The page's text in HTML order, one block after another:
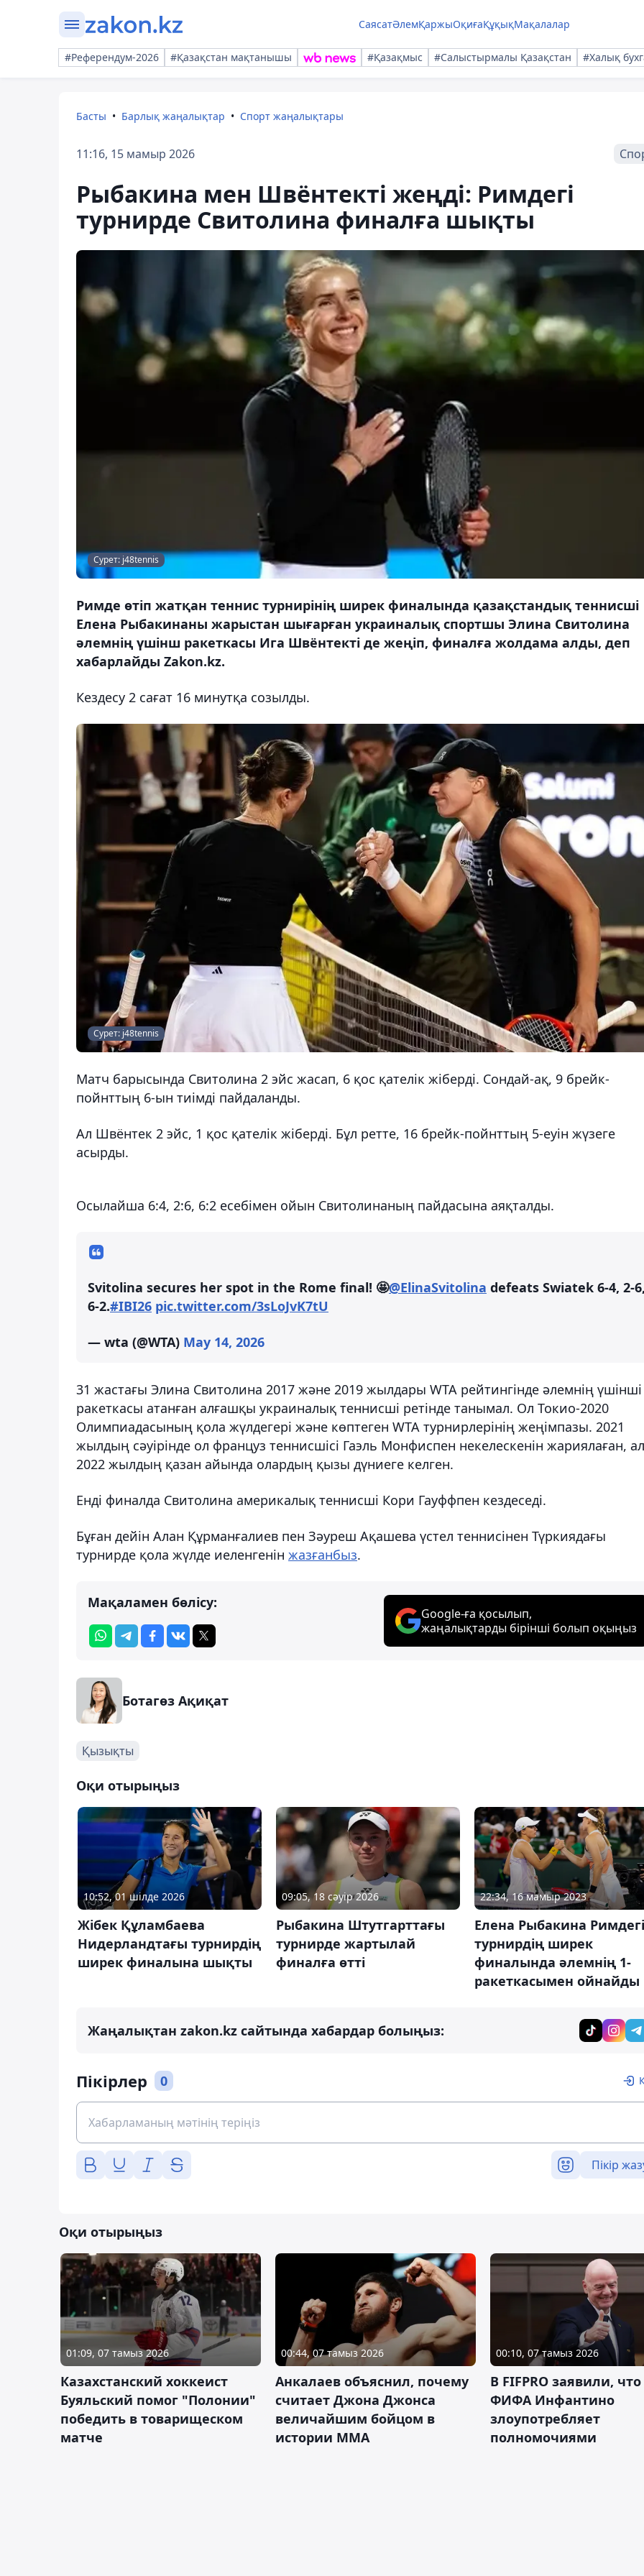
СаясатӘлемҚаржыОқиғаҚұқықМақалалар
#Референдум-2026 #Қазақстан мақтанышы #Қазақмыс #Салыстырмалы Қазақстан #Халық
Басты Барлық жаңалықтар Спорт жаңалықтары
11:16, 15 мамыр 2026
Рыбакина мен Швёнтекті жеңді: Римдегі
турнирде Свитолина финалға шықты
Сурет: j48tennis
Римде өтіп жатқан теннис турнирінің ширек финалында қазақстандық теннисші
Елена Рыбакинаны жарыстан шығарған украиналық спортшы Элина Свитолина
әлемнің үшінш ракеткасы Ига Швёнтекті де жеңіп, финалға жолдама алды, деп
хабарлайды Zakon.kz.
Кездесу 2 сағат 16 минутқа созылды.
Сурет: j48tennis
Матч барысында Свитолина 2 эйс жасап, 6 қос қателік жіберді. Сондай-ақ, 9 брейк-
пойнттың 6-ын тиімді пайдаланды.
Ал Швёнтек 2 эйс, 1 қос қателік жіберді. Бұл ретте, 16 брейк-пойнттың 5-еуін жүзеге
асырды.
Осылайша 6:4, 2:6, 6:2 есебімен ойын Свитолинаның пайдасына аяқталды.
Svitolina secures her spot in the Rome final! 🤩@ElinaSvitolina defeats Swiatek 6-4, 2-
6-2.#IBI26 pic.twitter.com/3sLoJvK7tU
— wta (@WTA) May 14, 2026
31 жастағы Элина Свитолина 2017 және 2019 жылдары WTA рейтингінде әлемнің үшінші
ракеткасы атанған алғашқы украиналық теннисші ретінде танымал. Ол Токио-2020
Олимпиадасының қола жүлдегері және көптеген WTA турнирлерінің жеңімпазы. 2021
жылдың сәуірінде ол француз теннисшісі Гаэль Монфиспен некелескенін жариялаған, ал
2022 жылдың қазан айында олардың қызы дүниеге келген.
Енді финалда Свитолина америкалық теннисші Кори Гауффпен кездеседі.
Бұған дейін Алан Құрманғалиев пен Зәуреш Ақашева үстел теннисінен Түркиядағы
турнирде қола жүлде иеленгенін жазғанбыз.
Мақаламен бөлісу:
Google-ға қосылып,
жаңалықтарды бірінші болып оқыңыз
Ботагөз Ақиқат
Қызықты
Оқи отырыңыз
10:52, 01 шілде 2026
Жібек Құламбаева
Нидерландтағы турнирдің
ширек финалына шықты
09:05, 18 сәуір 2026
Рыбакина Штутгарттағы
турнирде жартылай
финалға өтті
22:34, 16 мамыр 2023
Елена Рыбакина Римдегі
турнирдің ширек
финалында әлемнің 1-
ракеткасымен ойнайды
Жаңалықтан zakon.kz сайтында хабардар болыңыз:
Пікірлер 0
Пікір
Оқи отырыңыз
01:09, 07 тамыз 2026
Казахстанский хоккеист
Буяльский помог "Полонии"
победить в товарищеском
матче
00:44, 07 тамыз 2026
Анкалаев объяснил, почему
считает Джона Джонса
величайшим бойцом в
истории ММА
00:10, 07 тамыз 2026
В FIFPRO заявили,
ФИФА Инфантино
злоупотребляет
полномочиями